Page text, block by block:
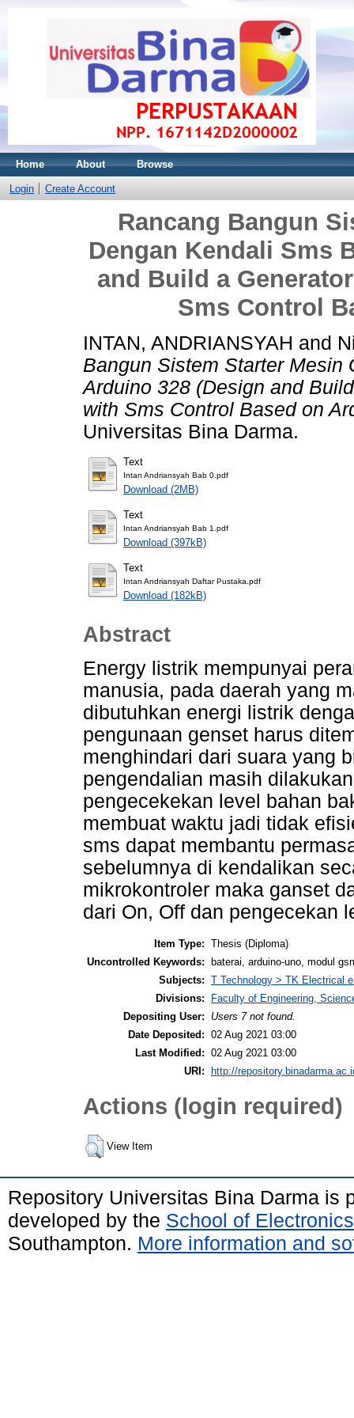
Home About Browse
Login Create Account
Rancang Bangun
Dengan Kendali Sms
and Build a
Sms Control
INTAN, ANDRIANSYAH and
Bangun Sistem Starter Mesin
Arduino 328 (Design and
with Sms Control Based on
Universitas Bina Darma.
Text
Intan Andriansyah Bab 0.pdf
Download (2MB)
Text
Intan Andriansyah Bab 1.pdf
Download (397kB)
Text
Intan Andriansyah Daftar Pustaka.pdf
Download (182kB)
Abstract
Energy listrik mempunyai
manusia, pada daerah yang
dibutuhkan energi listrik
pengunaan genset harus
menghindari dari suara yang
pengendalian masih
pengecekekan level bahan
membuat waktu jadi tidak
sms dapat membantu
sebelumnya di kendalikan
mikrokontroler maka ganset
dari On, Off dan pengecekan
Item Type: Thesis (Diploma)
Uncontrolled Keywords:
baterai, arduino-uno, modul
Subjects: T Technology > TK Electrical
Divisions:
Faculty of Engineering,
Depositing User:
Users 7 not found.
Date Deposited: 02 Aug 2021 03:00
Last Modified: 02 Aug 2021 03:00
URI:
http://
Actions (login required)
View Item
Repository Universitas Bina Darma is
developed by the School of
Southampton. More information and